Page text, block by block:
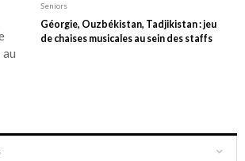
Seniors
Géorgie, Ouzbékistan, Tadjikistan : jeu
de chaises musicales au sein des staffs